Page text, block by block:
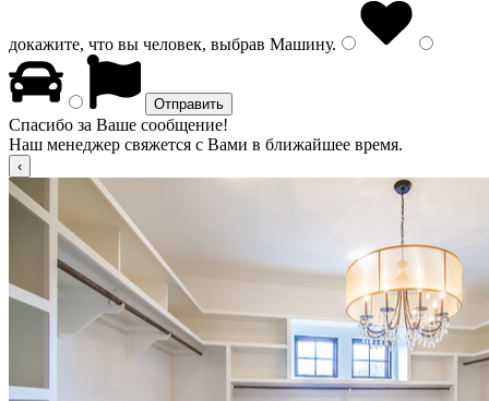
докажите, что вы человек, выбрав Машину.
Спасибо за Ваше сообщение!
Наш менеджер свяжется с Вами в ближайшее время.